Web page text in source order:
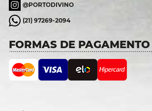
@PORTODIVINO
(21) 97269-2094
FORMAS DE PAGAMENTO